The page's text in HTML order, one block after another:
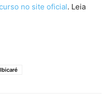
no site oficial. Leia